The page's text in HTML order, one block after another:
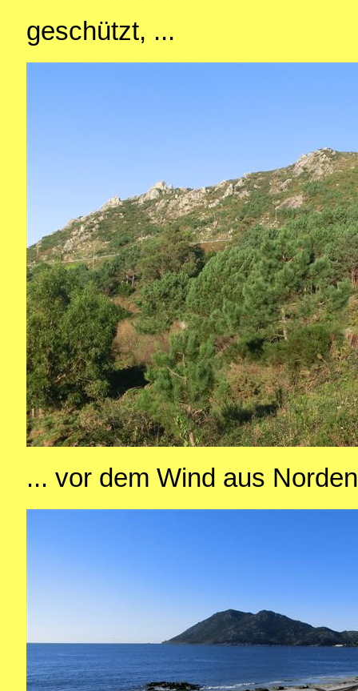
geschützt, ...
... vor dem Wind aus